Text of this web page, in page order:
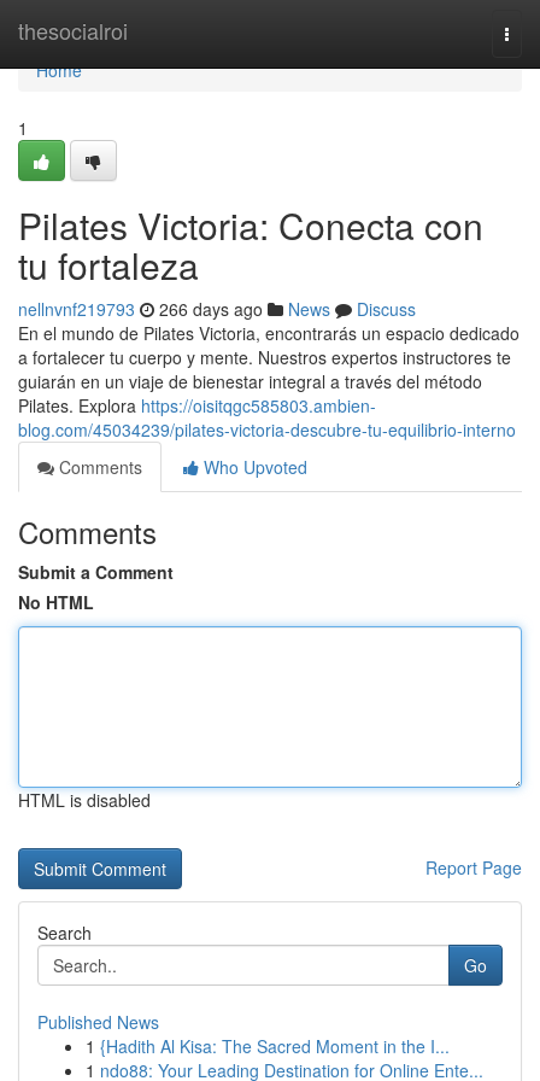
thesocialroi
Home
Home
1
Pilates Victoria: Conecta con
tu fortaleza
nellnvnf219793 266 days ago News
Discuss
En el mundo de Pilates Victoria, encontrarás un espacio dedicado
a fortalecer tu cuerpo y mente. Nuestros expertos instructores te
guiarán en un viaje de bienestar integral a través del método
Pilates. Explora https://oisitqgc585803.ambien-
blog.com/45034239/pilates-victoria-descubre-tu-equilibrio-interno
Comments
Who Upvoted
Comments
Submit a Comment
No HTML
HTML is disabled
Report Page
Search
Go
Published News
1 {Hadith Al Kisa: The Sacred Moment in the I...
1 ndo88: Your Leading Destination for Online Ente...